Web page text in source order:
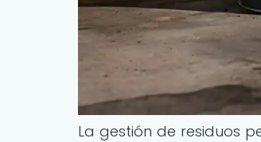
La gestión de residuos